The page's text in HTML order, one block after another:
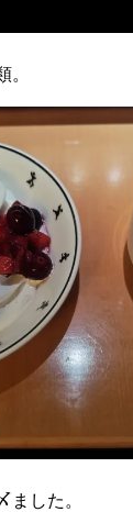
。
ました。